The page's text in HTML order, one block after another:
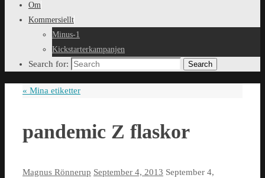
Om
Kommersiellt
Minus-1
Kickstarterkampanjen
Search for: Search
« Mina etiketter
pandemic Z flaskor
Magnus Rönnerup September 4, 2013 September 4,